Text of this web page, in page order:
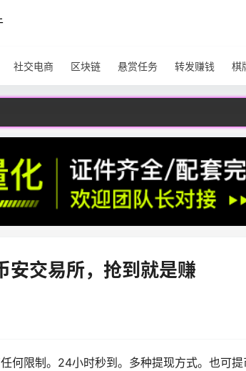
社交电商 区块链 悬赏任务 转发赚钱 棋
安交易所，抢到就是赚
何限制。24小时秒到。多种提现方式。也可